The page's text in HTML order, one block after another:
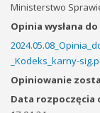
Ministerstwo
Opinia wysłana
_Kodeks_karny-
Opiniowanie
Data rozpoczęcia